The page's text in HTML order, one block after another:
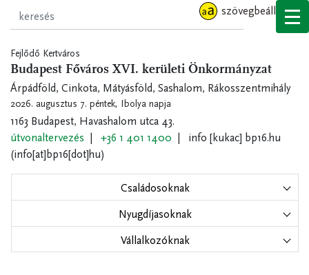
szövegbeállítások
Fejlődő Kertváros
Budapest Főváros XVI. kerületi Önkormányzat
Árpádföld, Cinkota, Mátyásföld, Sashalom, Rákosszentmihály
2026. augusztus 7. péntek, Ibolya napja
1163 Budapest, Havashalom utca 43.
útvonaltervezés
+36 1 401 1400 info [kukac] bp16.hu
(info[at]bp16[dot]hu)
Családosoknak
Nyugdíjasoknak
Vállalkozóknak